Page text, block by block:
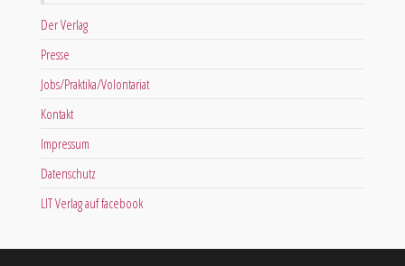
Der Verlag
Presse
Jobs/Praktika/Volontariat
Kontakt
Impressum
Datenschutz
LIT Verlag auf facebook